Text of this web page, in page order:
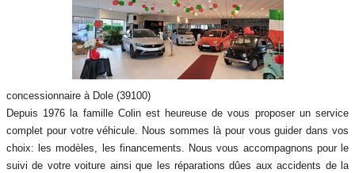
concessionnaire à Dole (39100)
Depuis 1976 la famille Colin est heureuse de vous proposer un service
complet pour votre véhicule. Nous sommes là pour vous guider dans vos
choix: les modèles, les financements. Nous vous accompagnons pour le
suivi de votre voiture ainsi que les réparations dûes aux accidents de la